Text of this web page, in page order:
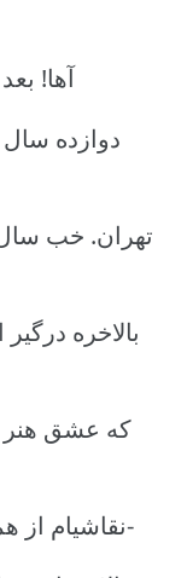
آها!
بالاخره
که عشق هنر
نقاشیام از همه بهتر بود. ولی اون موقع مثل الان-